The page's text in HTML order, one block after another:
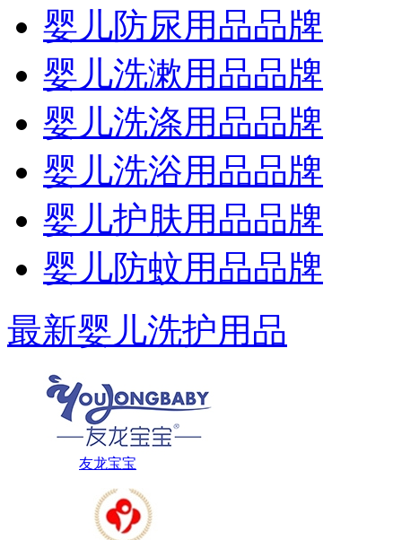
婴儿防尿用品品牌
婴儿洗漱用品品牌
婴儿洗涤用品品牌
婴儿洗浴用品品牌
婴儿护肤用品品牌
婴儿防蚊用品品牌
最新婴儿洗护用品
友龙宝宝